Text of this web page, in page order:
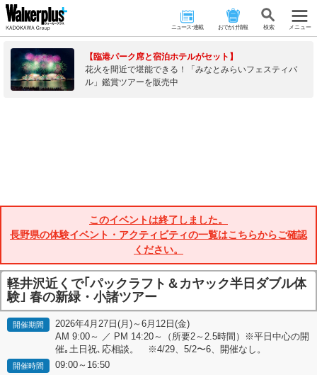
ニュース･連載 おでかけ情報 検 索 メニュー
【臨港パーク席と宿泊ホテルがセット】
花火を間近で堪能できる！「みなとみらいフェスティバ
ル」鑑賞ツアーを販売中
このイベントは終了しました。
長野県の体験イベント・アクティビティの一覧はこちらからご確認
ください。
軽井沢近くで｢パックラフト＆カヤック半日ダブル体
験｣ 春の新緑・小諸ツアー
開催期間
2026年4月27日(月)～6月12日(金)
AM 9:00～ ／ PM 14:20～（所要2～2.5時間）※平日中心の開
催｡土日祝､応相談。 ※4/29、5/2〜6、開催なし。
開催時間 09:00～16:50